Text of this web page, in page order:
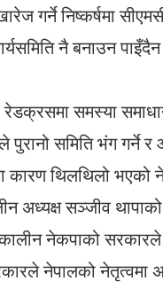
गर्ने निष्कर्षमा
नै बनाउन
समस्या
समिति भंग गर्ने
कारण थिलथिलो
अध्यक्ष सञ्जीव
नेकपाको सरकारले
नेपालको नेतृत्वमा